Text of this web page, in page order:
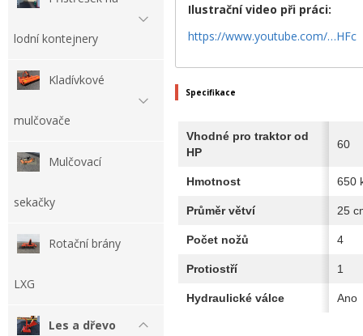
lodní kontejnery
Kladívkové
mulčovače
Mulčovací
sekačky
Rotační brány
LXG
Les a dřevo
Ilustrační video při práci:
https://www.youtube.com/…HFc
Specifikace
Vhodné pro traktor od
HP
60
Hmotnost 650
Průměr větví 25
Počet nožů 4
Protiostří 1
Hydraulické válce Ano